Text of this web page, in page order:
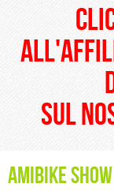
sul
amibike